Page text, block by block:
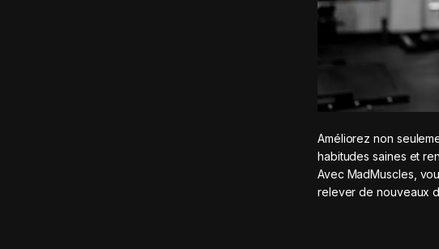
Améliorez non
habitudes saines et
Avec MadMuscles,
relever de nouveaux